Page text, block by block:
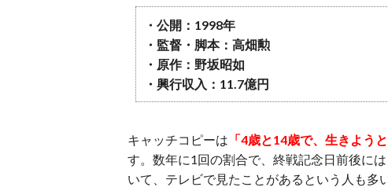
・公開：1998年
・監督・脚本：高畑勲
・原作：野坂昭如
・興行収入：11.7億円
キャッチコピーは 「4歳と14歳で、生きよう
す。数年に1回の割合で、終戦記念日前後に
いて、テレビで見たことがあるという人も多